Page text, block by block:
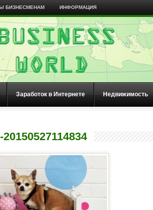
БИЗНЕСМЕНАМ ИНФОРМАЦИЯ
Заработок в Интернете Недвижимость
20150527114834